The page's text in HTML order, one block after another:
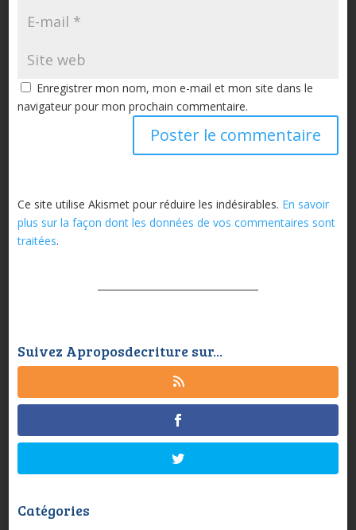
Enregistrer mon nom, mon e-mail et mon site dans le
navigateur pour mon prochain commentaire.
Ce site utilise Akismet pour réduire les indésirables. En savoir
plus sur la façon dont les données de vos commentaires sont
traitées.
Suivez Aproposdecriture sur...
Catégories